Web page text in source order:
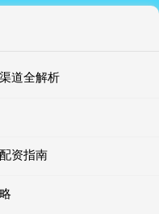
道全解析
资指南